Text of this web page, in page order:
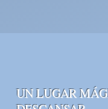
UN LUGAR